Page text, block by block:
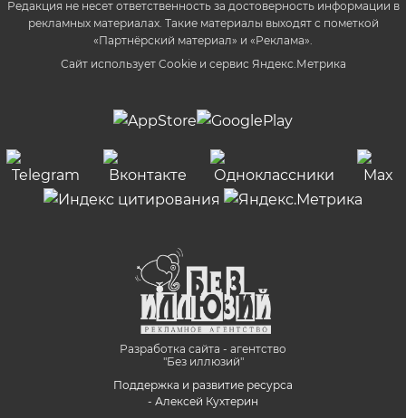
Редакция не несет ответственность за достоверность информации в
рекламных материалах. Такие материалы выходят с пометкой
«Партнёрский материал» и «Реклама».
Сайт использует Cookie и сервиc Яндекс.Метрика
Разработка сайта - агентство
"Без иллюзий"
Поддержка и развитие ресурса
- Алексей Кухтерин